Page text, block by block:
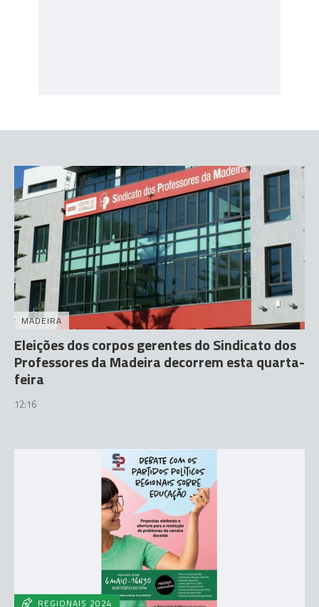
MADEIRA
Eleições dos corpos gerentes do Sindicato dos
Professores da Madeira decorrem esta quarta-
feira
12:16
REGIONAIS 2024